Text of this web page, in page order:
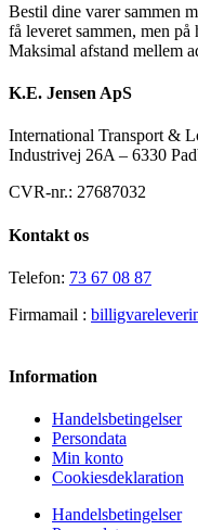
Bestil dine varer sammen
få leveret sammen, men på
Maksimal afstand mellem
K.E. Jensen ApS
International Transport &
Industrivej 26A – 6330
CVR-nr.: 27687032
Kontakt os
Telefon: 73 67 08 87
Firmamail :
Information
Handelsbetingelser
Persondata
Min konto
Cookiesdeklaration
Handelsbetingelser